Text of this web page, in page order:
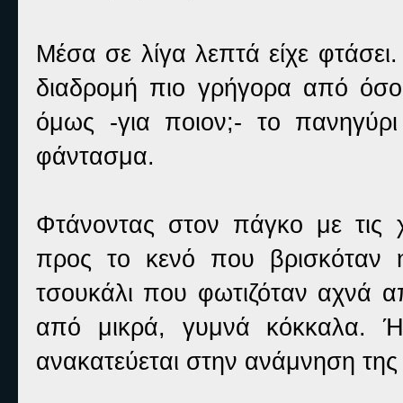
Μέσα σε λίγα λεπτά είχε
διαδρομή πιο γρήγορα από
όμως -για ποιον;- το
φάντασμα.
Φτάνοντας στον πάγκο με τις
προς το κενό που βρισκόταν
τσουκάλι που φωτιζόταν αχνά
από μικρά, γυμνά κόκκαλα.
ανακατεύεται στην ανάμνηση